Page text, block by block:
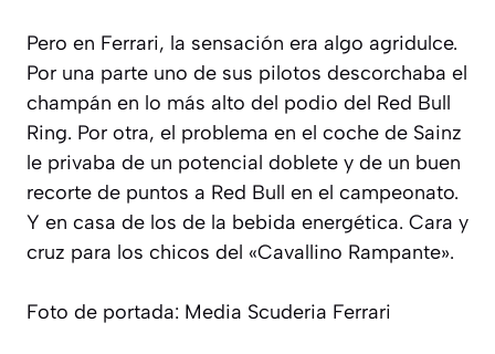
Pero en Ferrari, la sensación era algo agridulce.
Por una parte uno de sus pilotos descorchaba el
champán en lo más alto del podio del Red Bull
Ring. Por otra, el problema en el coche de Sainz
le privaba de un potencial doblete y de un buen
recorte de puntos a Red Bull en el campeonato.
Y en casa de los de la bebida energética. Cara y
cruz para los chicos del «Cavallino Rampante».
Foto de portada: Media Scuderia Ferrari